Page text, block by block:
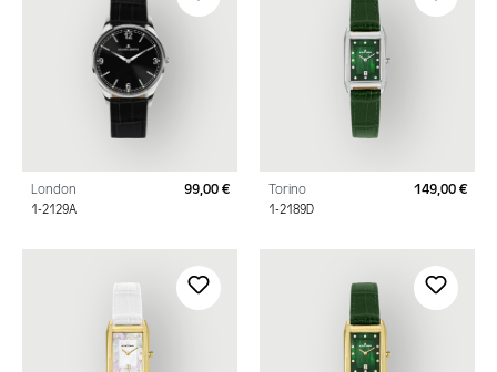
London
1-2129A
Regulärer Preis:
99,00 € Torino
1-2189D
149,00 €